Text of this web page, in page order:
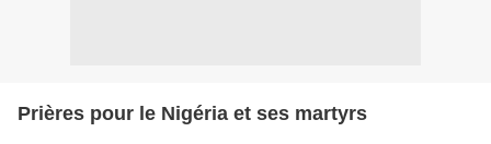
Prières pour le Nigéria et ses martyrs